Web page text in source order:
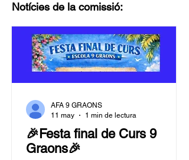
Notícies de la comissió:
🎉Festa final de Curs 9
Graons🎉
AFA 9 GRAONS
11 may
1 min de lectura